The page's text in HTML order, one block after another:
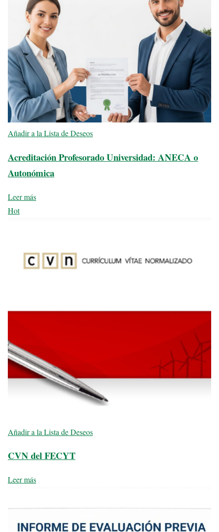
Añadir a la Lista de Deseos
Acreditación Profesorado Universidad: ANECA o
Autonómica
Leer más
Hot
Añadir a la Lista de Deseos
CVN del FECYT
Leer más